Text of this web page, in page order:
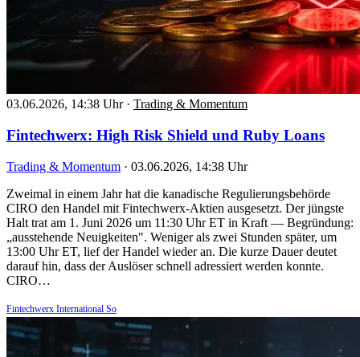
03.06.2026, 14:38 Uhr · Trading & Momentum
Fintechwerx: High Risk Shield und Ruby Loans
Trading & Momentum · 03.06.2026, 14:38 Uhr
Zweimal in einem Jahr hat die kanadische Regulierungsbehörde
CIRO den Handel mit Fintechwerx-Aktien ausgesetzt. Der jüngste
Halt trat am 1. Juni 2026 um 11:30 Uhr ET in Kraft — Begründung:
„ausstehende Neuigkeiten". Weniger als zwei Stunden später, um
13:00 Uhr ET, lief der Handel wieder an. Die kurze Dauer deutet
darauf hin, dass der Auslöser schnell adressiert werden konnte.
CIRO…
Fintechwerx International So